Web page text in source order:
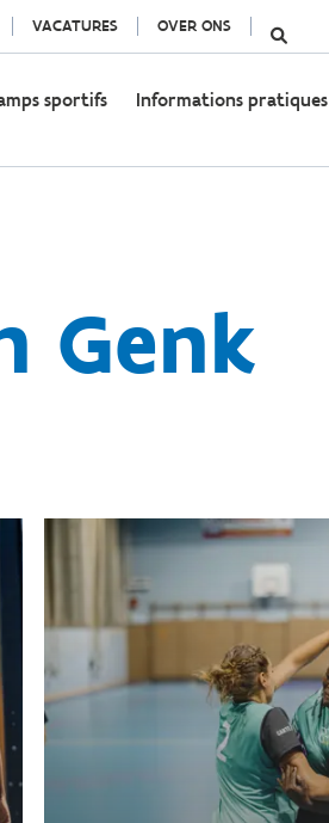
VACATURES OVER ONS
sportifs Informations pratiques
Genk